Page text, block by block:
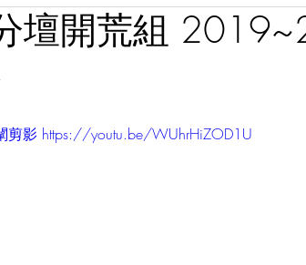
壇開荒組
影 https://youtu.be/WUhrHiZOD1U